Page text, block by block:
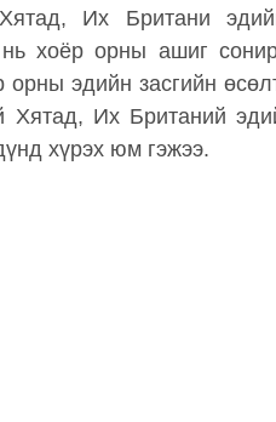
Их Британи
хоёр орны ашиг
эдийн засгийн
Хятад, Их Британий
хүрэх юм гэжээ.